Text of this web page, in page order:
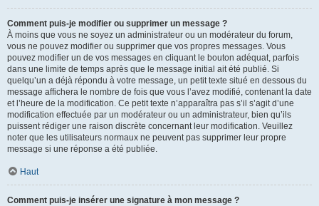
Comment puis-je modifier ou supprimer un message ?
À moins que vous ne soyez un administrateur ou un modérateur du forum,
vous ne pouvez modifier ou supprimer que vos propres messages. Vous
pouvez modifier un de vos messages en cliquant le bouton adéquat, parfois
dans une limite de temps après que le message initial ait été publié. Si
quelqu’un a déjà répondu à votre message, un petit texte situé en dessous du
message affichera le nombre de fois que vous l’avez modifié, contenant la date
et l’heure de la modification. Ce petit texte n’apparaîtra pas s’il s’agit d’une
modification effectuée par un modérateur ou un administrateur, bien qu’ils
puissent rédiger une raison discrète concernant leur modification. Veuillez
noter que les utilisateurs normaux ne peuvent pas supprimer leur propre
message si une réponse a été publiée.
Haut
Comment puis-je insérer une signature à mon message ?